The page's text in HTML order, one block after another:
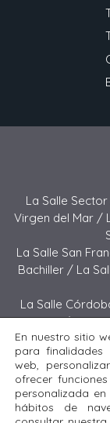
La Salle
Virgen del Mar /
La Salle San
Bachiller / La
La Salle
Pastor /La
La Salle Buen
La Salle San
En nuestro sitio
para
web,
ofrecer
personalizada
hábitos de